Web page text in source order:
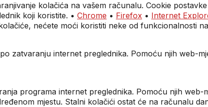
kolačića na vašem računalu. Cookie
koji koristite. • Chrome • Firefox • Internet
nećete moći koristiti neke od funkcionalnosti
zatvaranju internet preglednika. Pomoću njih web-
programa internet preglednika. Pomoću njih
mjestu. Stalni kolačići ostat će na računalu